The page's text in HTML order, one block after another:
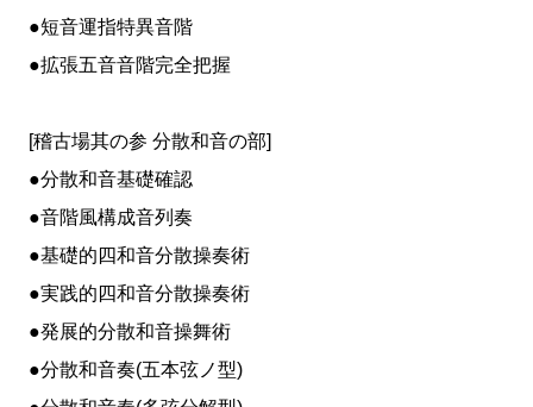
●短音運指特異音階
●拡張五音音階完全把握
[稽古場其の参 分散和音の部]
●分散和音基礎確認
●音階風構成音列奏
●基礎的四和音分散操奏術
●実践的四和音分散操奏術
●発展的分散和音操舞術
●分散和音奏(五本弦ノ型)